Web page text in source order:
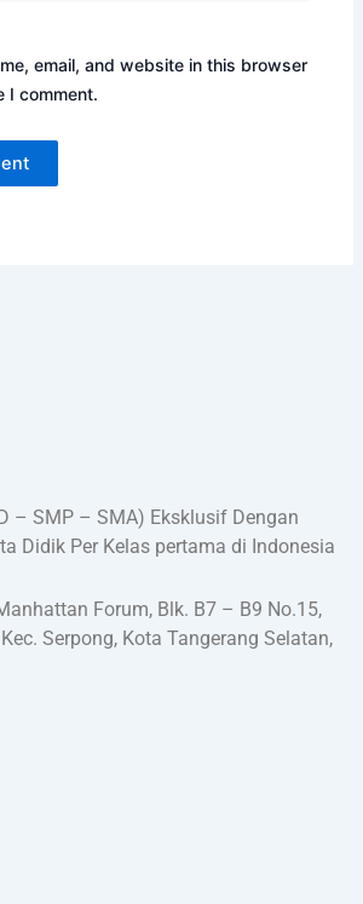
email, and website in this browser
I comment.
– SMP – SMA) Eksklusif Dengan
Didik Per Kelas pertama di Indonesia
Forum, Blk. B7 – B9 No.15,
Serpong, Kota Tangerang Selatan,